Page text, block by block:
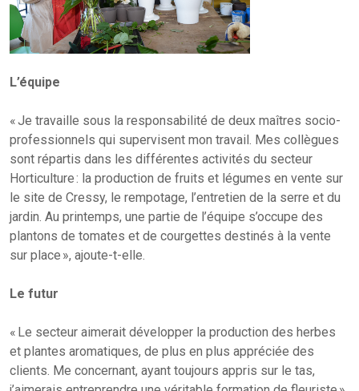
L’équipe
« Je travaille sous la responsabilité de deux maîtres socio-
professionnels qui supervisent mon travail. Mes collègues
sont répartis dans les différentes activités du secteur
Horticulture : la production de fruits et légumes en vente sur
le site de Cressy, le rempotage, l’entretien de la serre et du
jardin. Au printemps, une partie de l’équipe s’occupe des
plantons de tomates et de courgettes destinés à la vente
sur place », ajoute-t-elle.
Le futur
« Le secteur aimerait développer la production des herbes
et plantes aromatiques, de plus en plus appréciée des
clients. Me concernant, ayant toujours appris sur le tas,